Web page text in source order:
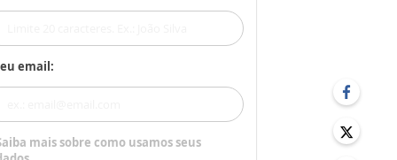
email:
mais sobre como usamos seus